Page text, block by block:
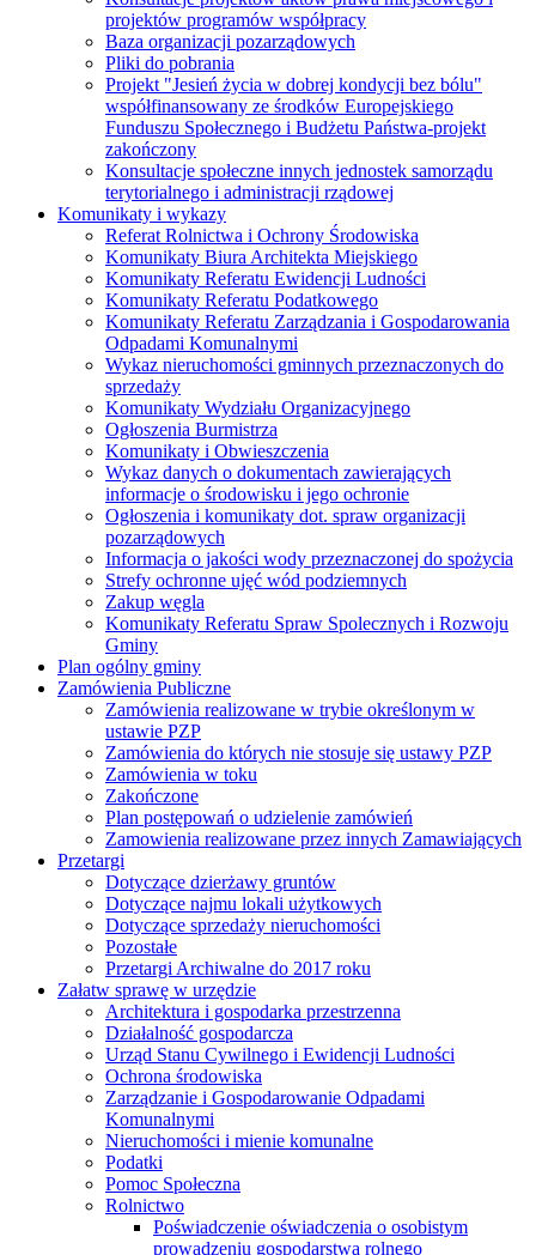
projektów programów współpracy
Baza organizacji pozarządowych
Pliki do pobrania
Projekt "Jesień życia w dobrej kondycji bez bólu"
współfinansowany ze środków Europejskiego
Funduszu Społecznego i Budżetu Państwa-projekt
zakończony
Konsultacje społeczne innych jednostek samorządu
terytorialnego i administracji rządowej
Komunikaty i wykazy
Referat Rolnictwa i Ochrony Środowiska
Komunikaty Biura Architekta Miejskiego
Komunikaty Referatu Ewidencji Ludności
Komunikaty Referatu Podatkowego
Komunikaty Referatu Zarządzania i Gospodarowania
Odpadami Komunalnymi
Wykaz nieruchomości gminnych przeznaczonych do
sprzedaży
Komunikaty Wydziału Organizacyjnego
Ogłoszenia Burmistrza
Komunikaty i Obwieszczenia
Wykaz danych o dokumentach zawierających
informacje o środowisku i jego ochronie
Ogłoszenia i komunikaty dot. spraw organizacji
pozarządowych
Informacja o jakości wody przeznaczonej do spożycia
Strefy ochronne ujęć wód podziemnych
Zakup węgla
Komunikaty Referatu Spraw Spolecznych i Rozwoju
Gminy
Plan ogólny gminy
Zamówienia Publiczne
Zamówienia realizowane w trybie określonym w
ustawie PZP
Zamówienia do których nie stosuje się ustawy PZP
Zamówienia w toku
Zakończone
Plan postępowań o udzielenie zamówień
Zamowienia realizowane przez innych Zamawiających
Przetargi
Dotyczące dzierżawy gruntów
Dotyczące najmu lokali użytkowych
Dotyczące sprzedaży nieruchomości
Pozostałe
Przetargi Archiwalne do 2017 roku
Załatw sprawę w urzędzie
Architektura i gospodarka przestrzenna
Działalność gospodarcza
Urząd Stanu Cywilnego i Ewidencji Ludności
Ochrona środowiska
Zarządzanie i Gospodarowanie Odpadami
Komunalnymi
Nieruchomości i mienie komunalne
Podatki
Pomoc Społeczna
Rolnictwo
Poświadczenie oświadczenia o osobistym
prowadzeniu gospodarstwa rolnego